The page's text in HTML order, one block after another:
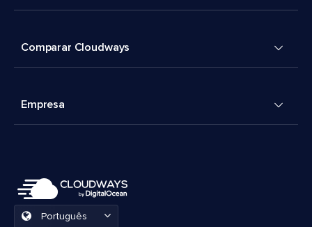
Comparar Cloudways
Empresa
Português